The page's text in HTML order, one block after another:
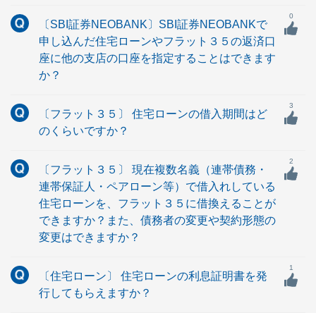
〔SBI証券NEOBANK〕SBI証券NEOBANKで
申し込んだ住宅ローンやフラット３５の返済口
座に他の支店の口座を指定することはできます
か？
0
〔フラット３５〕 住宅ローンの借入期間はど
のくらいですか？
3
〔フラット３５〕 現在複数名義（連帯債務・
連帯保証人・ペアローン等）で借入れしている
住宅ローンを、フラット３５に借換えることが
できますか？また、債務者の変更や契約形態の
変更はできますか？
2
〔住宅ローン〕 住宅ローンの利息証明書を発
行してもらえますか？
1